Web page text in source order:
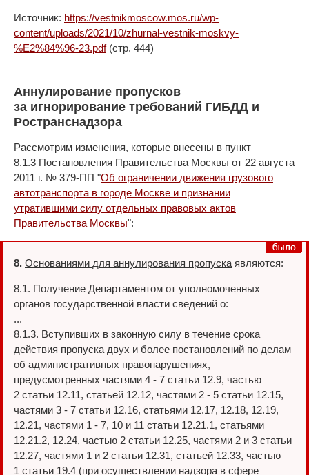
Источник: https://vestnikmoscow.mos.ru/wp-
content/uploads/2021/10/zhurnal-vestnik-moskvy-
%E2%84%96-23.pdf(стр. 444)
Аннулирование пропусков
за игнорирование требований ГИБДД и
Ространснадзора
Рассмотрим изменения, которые внесены в пункт
8.1.3 Постановления Правительства Москвы от 22 августа
2011 г. № 379-ПП "Об ограничении движения грузового
автотранспорта в городе Москве и признании
утратившими силу отдельных правовых актов
Правительства Москвы":
8. Основаниями для аннулирования пропуска являются:
8.1. Получение Департаментом от уполномоченных
органов государственной власти сведений о:
...
8.1.3. Вступивших в законную силу в течение срока
действия пропуска двух и более постановлений по делам
об административных правонарушениях,
предусмотренных частями 4 - 7 статьи 12.9, частью
2 статьи 12.11, статьей 12.12, частями 2 - 5 статьи 12.15,
частями 3 - 7 статьи 12.16, статьями 12.17, 12.18, 12.19,
12.21, частями 1 - 7, 10 и 11 статьи 12.21.1, статьями
12.21.2, 12.24, частью 2 статьи 12.25, частями 2 и 3 статьи
12.27, частями 1 и 2 статьи 12.31, статьей 12.33, частью
1 статьи 19.4 (при осуществлении надзора в сфере